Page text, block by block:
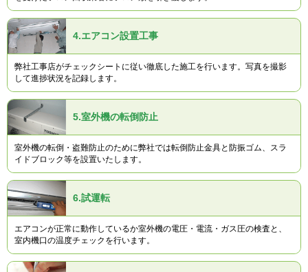
4.エアコン設置工事
弊社工事店がチェックシートに従い徹底した施工を行います。写真を撮影
して進捗状況を記録します。
5.室外機の転倒防止
室外機の転倒・盗難防止のために弊社では転倒防止金具と防振ゴム、スラ
イドブロック等を設置いたします。
6.試運転
エアコンが正常に動作しているか室外機の電圧・電流・ガス圧の検査と、
室内機口の温度チェックを行います。